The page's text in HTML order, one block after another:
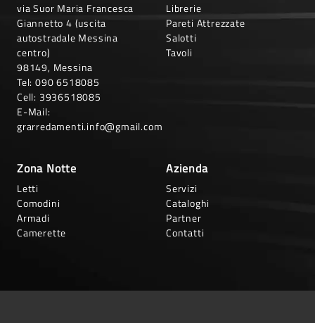
via Suor Maria Francesca
Giannetto 4 (uscita
autostradale Messina
centro)
98149, Messina
Tel: 090 6518085
Cell: 3936518085
E-Mail:
grarredamenti.info@gmail.com
Librerie
Pareti Attrezzate
Salotti
Tavoli
Zona Notte
Letti
Comodini
Armadi
Camerette
Azienda
Servizi
Cataloghi
Partner
Contatti